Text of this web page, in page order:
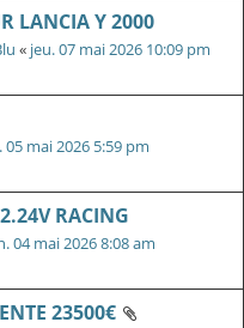
LANCIA Y 2000
« jeu. 07 mai 2026 10:09 pm
05 mai 2026 5:59 pm
RACING
04 mai 2026 8:08 am
23500€